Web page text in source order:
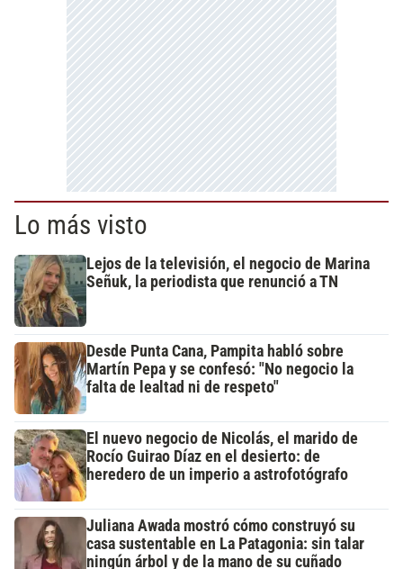
Lo más visto
Lejos de la televisión, el negocio de Marina
Señuk, la periodista que renunció a TN
Desde Punta Cana, Pampita habló sobre
Martín Pepa y se confesó: "No negocio la
falta de lealtad ni de respeto"
El nuevo negocio de Nicolás, el marido de
Rocío Guirao Díaz en el desierto: de
heredero de un imperio a astrofotógrafo
Juliana Awada mostró cómo construyó su
casa sustentable en La Patagonia: sin talar
ningún árbol y de la mano de su cuñado